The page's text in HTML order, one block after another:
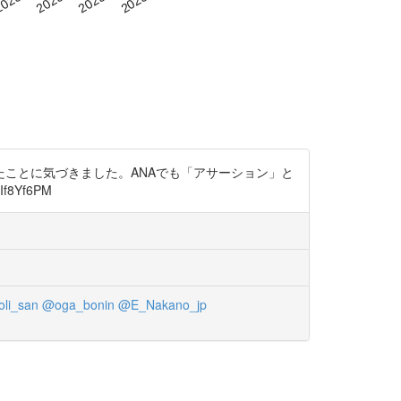
とに気づきました。ANAでも「アサーション」と
@oga_bonin @E_Nakano_jp